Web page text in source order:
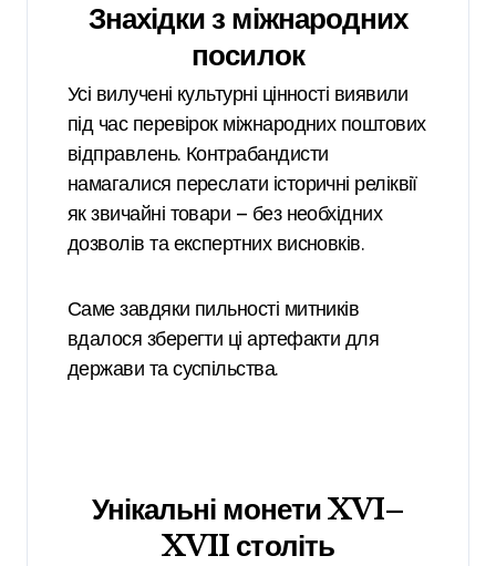
Знахідки з міжнародних
посилок
Усі вилучені культурні цінності виявили
під час перевірок міжнародних поштових
відправлень. Контрабандисти
намагалися переслати історичні реліквії
як звичайні товари — без необхідних
дозволів та експертних висновків.
Саме завдяки пильності митників
вдалося зберегти ці артефакти для
держави та суспільства.
Унікальні монети XVI–
XVII століть